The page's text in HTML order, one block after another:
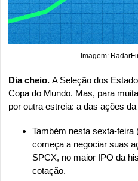
Imagem:
Dia cheio. A Seleção dos
Copa do Mundo. Mas, para
por outra estreia: a das ações
Também nesta sexta-
começa a negociar suas
SPCX, no maior IPO da
cotação.